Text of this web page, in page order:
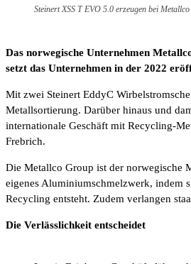
Steinert XSS T EVO 5.0 erzeugen bei
Das norwegische Unternehmen
setzt das Unternehmen in der 2022
Mit zwei Steinert EddyC
Metallsortierung. Darüber hinaus und
internationale Geschäft mit Recycling-
Frebrich.
Die Metallco Group ist der norwegische
eigenes Aluminiumschmelzwerk, indem
Recycling entsteht. Zudem verlangen
Die Verlässlichkeit entscheidet